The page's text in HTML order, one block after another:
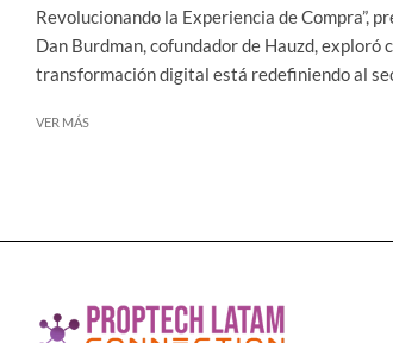
Revolucionando la Experiencia de Compra”,
Dan Burdman, cofundador de Hauzd, exploró
transformación digital está redefiniendo al
VER MÁS